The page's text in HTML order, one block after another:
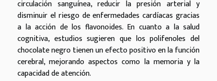
circulación sanguínea, reducir la presión arterial y
disminuir el riesgo de enfermedades cardíacas gracias
a la acción de los flavonoides. En cuanto a la salud
cognitiva, estudios sugieren que los polifenoles del
chocolate negro tienen un efecto positivo en la función
cerebral, mejorando aspectos como la memoria y la
capacidad de atención.